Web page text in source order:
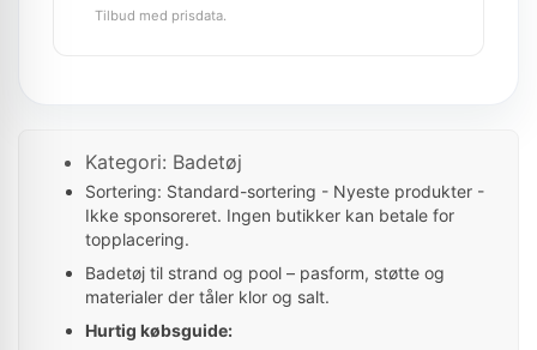
Tilbud med prisdata.
Kategori: Badetøj
Sortering: Standard-sortering - Nyeste produkter -
Ikke sponsoreret. Ingen butikker kan betale for
topplacering.
Badetøj til strand og pool – pasform, støtte og
materialer der tåler klor og salt.
Hurtig købsguide: